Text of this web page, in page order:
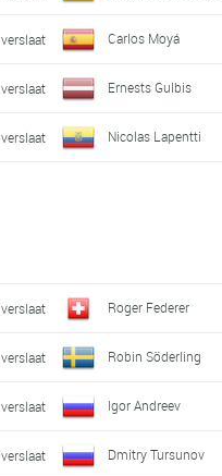
verslaat Carlos Moyá
verslaat Ernests Gulbis
verslaat Nicolas Lapentti
verslaat Roger Federer
verslaat Robin Söderling
verslaat Igor Andreev
verslaat Dmitry Tursunov